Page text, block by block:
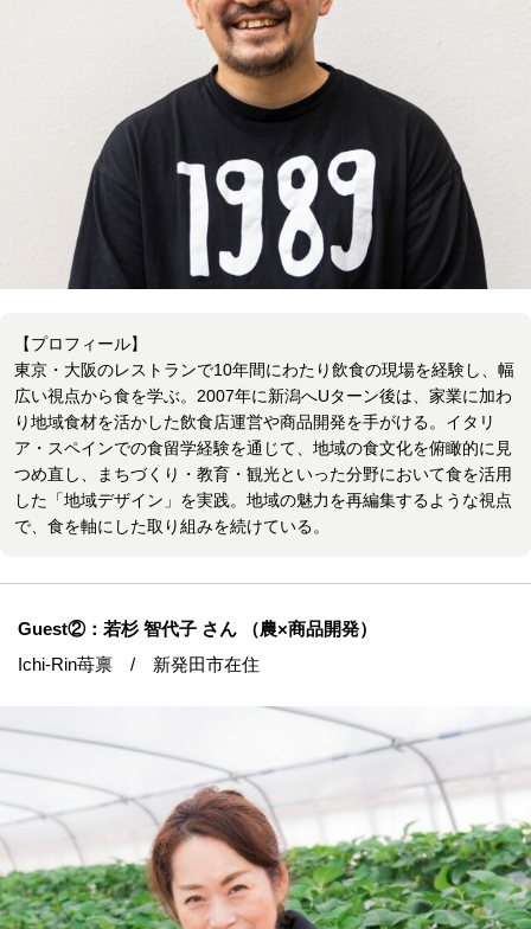
【プロフィール】
​東京・大阪のレストランで10年間にわたり飲食の現場を経験し、幅
広い視点から食を学ぶ。2007年に新潟へUターン後は、家業に加わ
り地域食材を活かした飲食店運営や商品開発を手がける。イタリ
ア・スペインでの食留学経験を通じて、地域の食文化を俯瞰的に見
つめ直し、まちづくり・教育・観光といった分野において食を活用
した「地域デザイン」を実践。地域の魅力を再編集するような視点
で、食を軸にした取り組みを続けている。
Guest②：若杉 智代子 さん （農×商品開発）
Ichi-Rin苺禀 / 新発田市在住